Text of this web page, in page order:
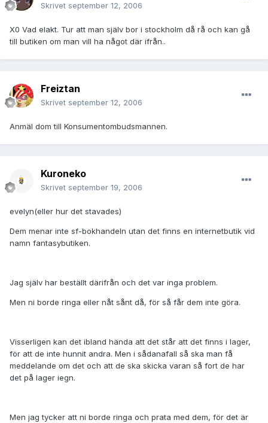
Skrivet september 12, 2006
X0 Vad elakt. Tur att man själv bor i stockholm då rå och kan gå
till butiken om man vill ha något där ifrån..
Freiztan
Skrivet september 12, 2006
Anmäl dom till Konsumentombudsmannen.
Kuroneko
Skrivet september 19, 2006
evelyn(eller hur det stavades)
Dem menar inte sf-bokhandeln utan det finns en internetbutik vid
namn fantasybutiken.
Jag själv har beställt därifrån och det var inga problem.
Men ni borde ringa eller nåt sånt då, för så får dem inte göra.
Visserligen kan det ibland hända att det står att det finns i lager,
för att de inte hunnit andra. Men i sådanafall så ska man få
meddelande om det och att de ska skicka varan så fort de har
det på lager iegn.
Men jag tycker att ni borde ringa och prata med dem, för det är